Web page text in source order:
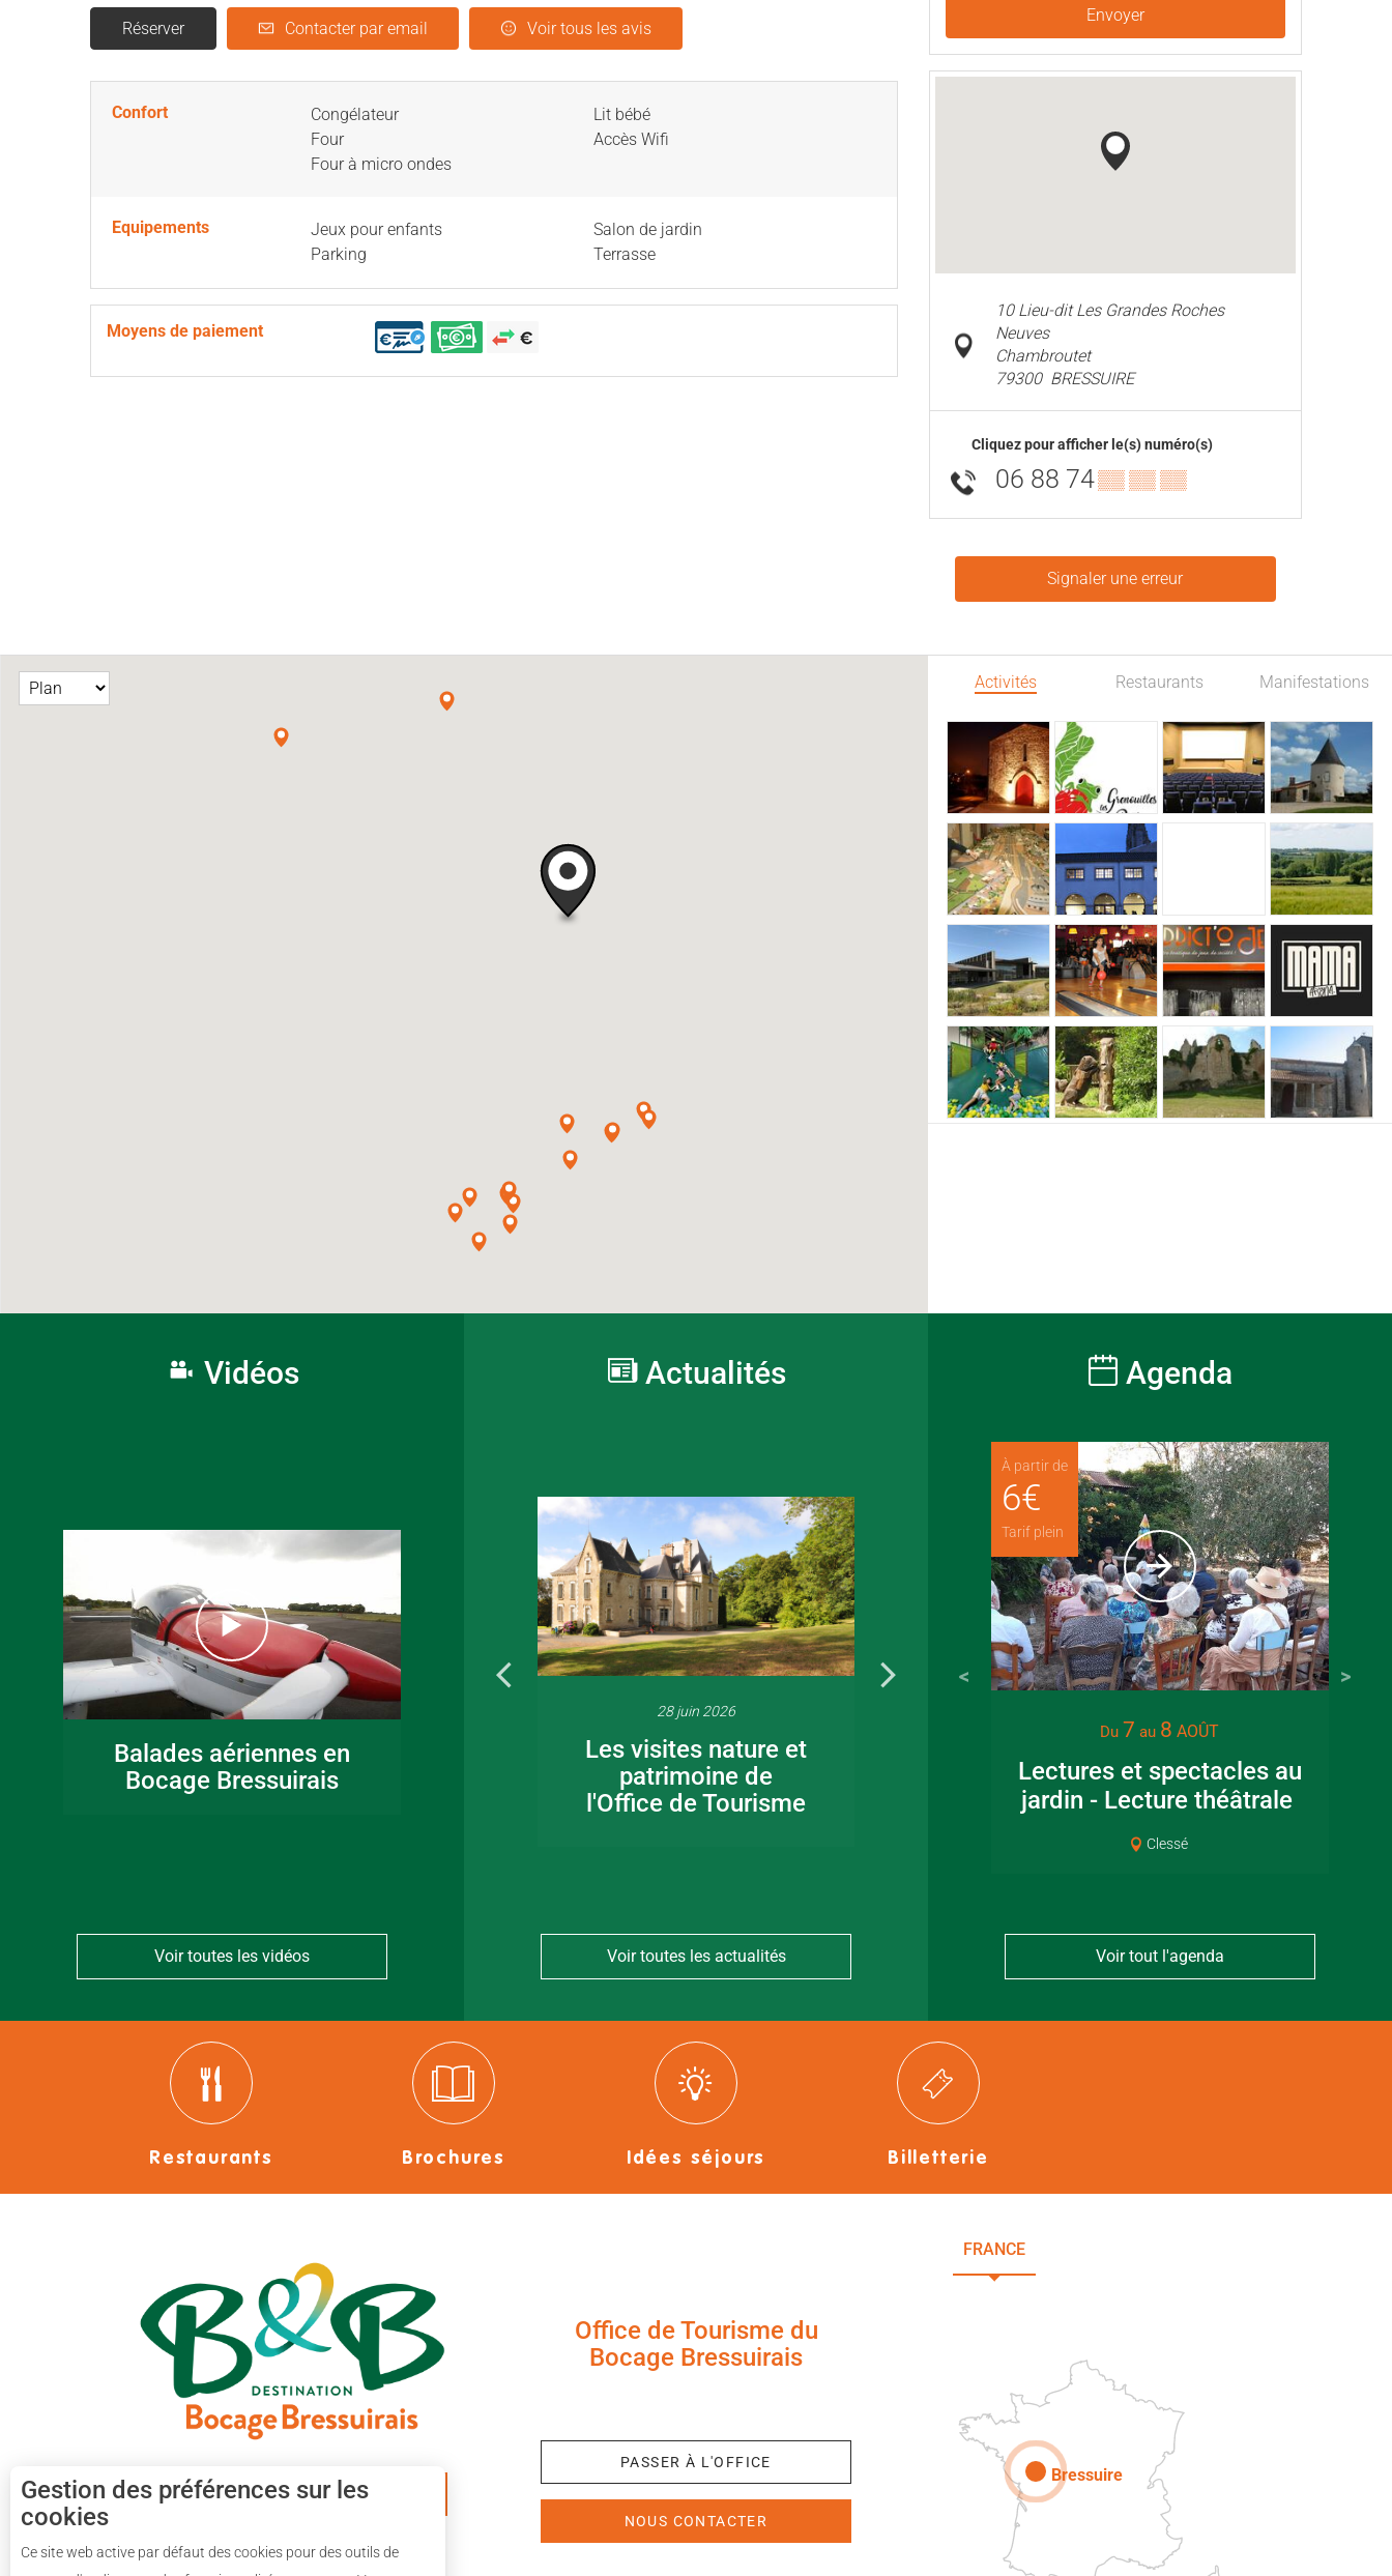
Réserver Contacter par email Voir tous les avis
Confort
Congélateur
Four
Four à micro ondes
Lit bébé
Accès Wifi
Equipements
Jeux pour enfants
Parking
Salon de jardin
Terrasse
Moyens de paiement
Envoyer
10 Lieu-dit Les Grandes Roches
Neuves
Chambroutet
79300 BRESSUIRE
Cliquez pour afficher le(s) numéro(s)
06 88 74▒▒ ▒▒ ▒▒
Signaler une erreur
Activités Restaurants Manifestations
Vidéos
Balades aériennes en
Bocage Bressuirais
Voir toutes les vidéos
Actualités
16 juin 2026
Fête de la musique
en Bocage
28 juin 2026
Les visites nature et
patrimoine de
l'Office de Tourisme
canoë en Bocage
Bressuirais
Voir toutes les actualités
Agenda
À partir de
6€
Tarif plein
Du 7 au 8 AOÛT
Lectures et spectacles au
jardin - Lecture théâtrale
Clessé
Voir tout l'agenda
Restaurants Brochures Idées séjours Billetterie
APPLICATION MOBILE
Office de Tourisme du
Bocage Bressuirais
PASSER À L'OFFICE
NOUS CONTACTER
FRANCE
Bressuire
Gestion des préférences sur les
cookies
Ce site web active par défaut des cookies pour des outils de